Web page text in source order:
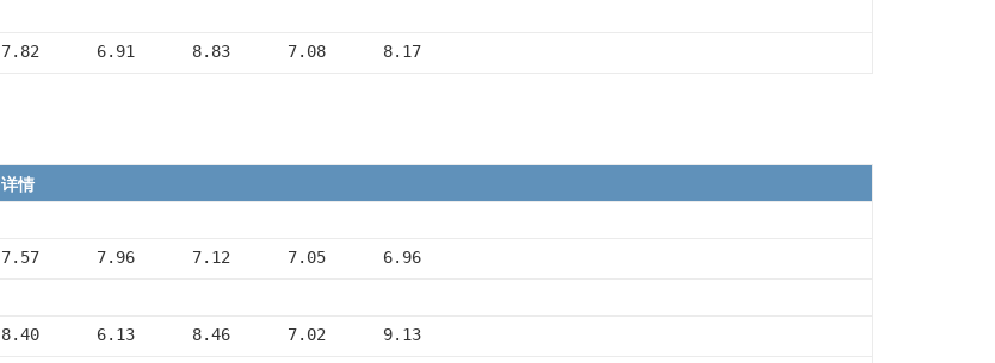
7.82      6.91      8.83      7.08      8.17
详情
7.57      7.96      7.12      7.05      6.96
8.40      6.13      8.46      7.02      9.13